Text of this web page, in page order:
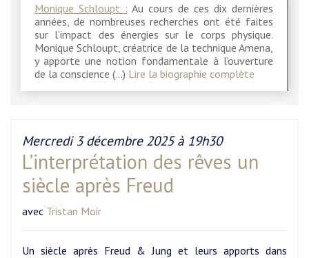
Monique Schloupt : Au cours de ces dix dernières
années, de nombreuses recherches ont été faites
sur l’impact des énergies sur le corps physique.
Monique Schloupt, créatrice de la technique Amena,
y apporte une notion fondamentale à l’ouverture
de la conscience (…) Lire la biographie complète
Mercredi 3 décembre 2025 à 19h30
L’interprétation des rêves un
siècle après Freud
avec Tristan Moir
Un siècle après Freud & Jung et leurs apports dans